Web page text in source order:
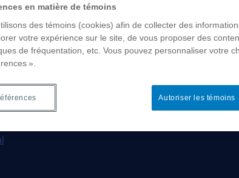
en matière de témoins
des témoins (cookies) afin de collecter des
votre expérience sur le site, de vous proposer des
de fréquentation, etc. Vous pouvez personnaliser votre
».
Autoriser les témoins